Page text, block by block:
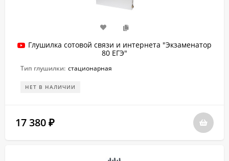
Глушилка сотовой связи и интернета "Экзаменатор
80 ЕГЭ"
Тип глушилки: стационарная
НЕТ В НАЛИЧИИ
17 380 ₽